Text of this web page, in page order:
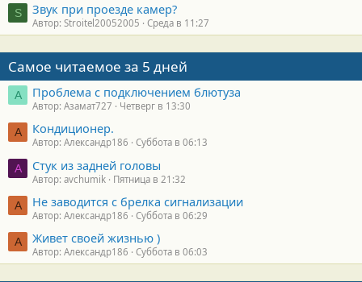
S Звук при проезде камер?
Автор: Stroitel20052005 Среда в 11:27
Самое читаемое за 5 дней
А Проблема с подключением блютуза
Автор: Азамат727 Четверг в 13:30
А Кондиционер.
Автор: Александр186 Суббота в 06:13
A Стук из задней головы
Автор: avchumik Пятница в 21:32
А Не заводится с брелка сигнализации
Автор: Александр186 Суббота в 06:29
А Живет своей жизнью )
Автор: Александр186 Суббота в 06:03